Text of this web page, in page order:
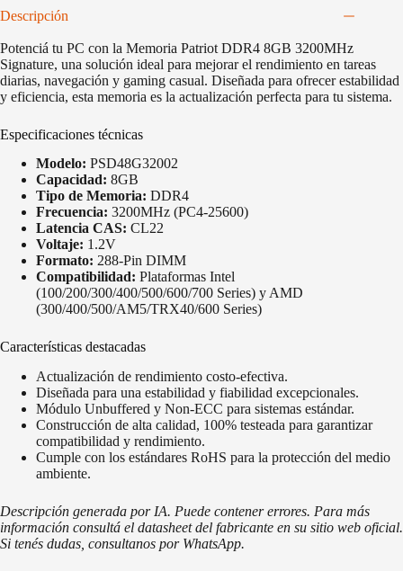
Descripción
Potenciá tu PC con la Memoria Patriot DDR4 8GB 3200MHz
Signature, una solución ideal para mejorar el rendimiento en tareas
diarias, navegación y gaming casual. Diseñada para ofrecer estabilidad
y eficiencia, esta memoria es la actualización perfecta para tu sistema.
Especificaciones técnicas
Modelo: PSD48G32002
Capacidad: 8GB
Tipo de Memoria: DDR4
Frecuencia: 3200MHz (PC4-25600)
Latencia CAS: CL22
Voltaje: 1.2V
Formato: 288-Pin DIMM
Compatibilidad: Plataformas Intel
(100/200/300/400/500/600/700 Series) y AMD
(300/400/500/AM5/TRX40/600 Series)
Características destacadas
Actualización de rendimiento costo-efectiva.
Diseñada para una estabilidad y fiabilidad excepcionales.
Módulo Unbuffered y Non-ECC para sistemas estándar.
Construcción de alta calidad, 100% testeada para garantizar
compatibilidad y rendimiento.
Cumple con los estándares RoHS para la protección del medio
ambiente.
Descripción generada por IA. Puede contener errores. Para más
información consultá el datasheet del fabricante en su sitio web oficial.
Si tenés dudas, consultanos por WhatsApp.